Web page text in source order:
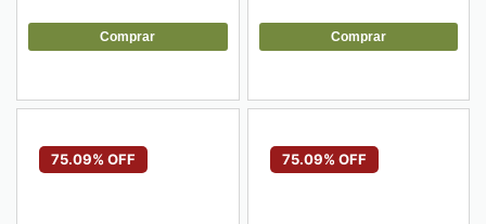
Comprar Comprar
75.09% OFF 75.09% OFF